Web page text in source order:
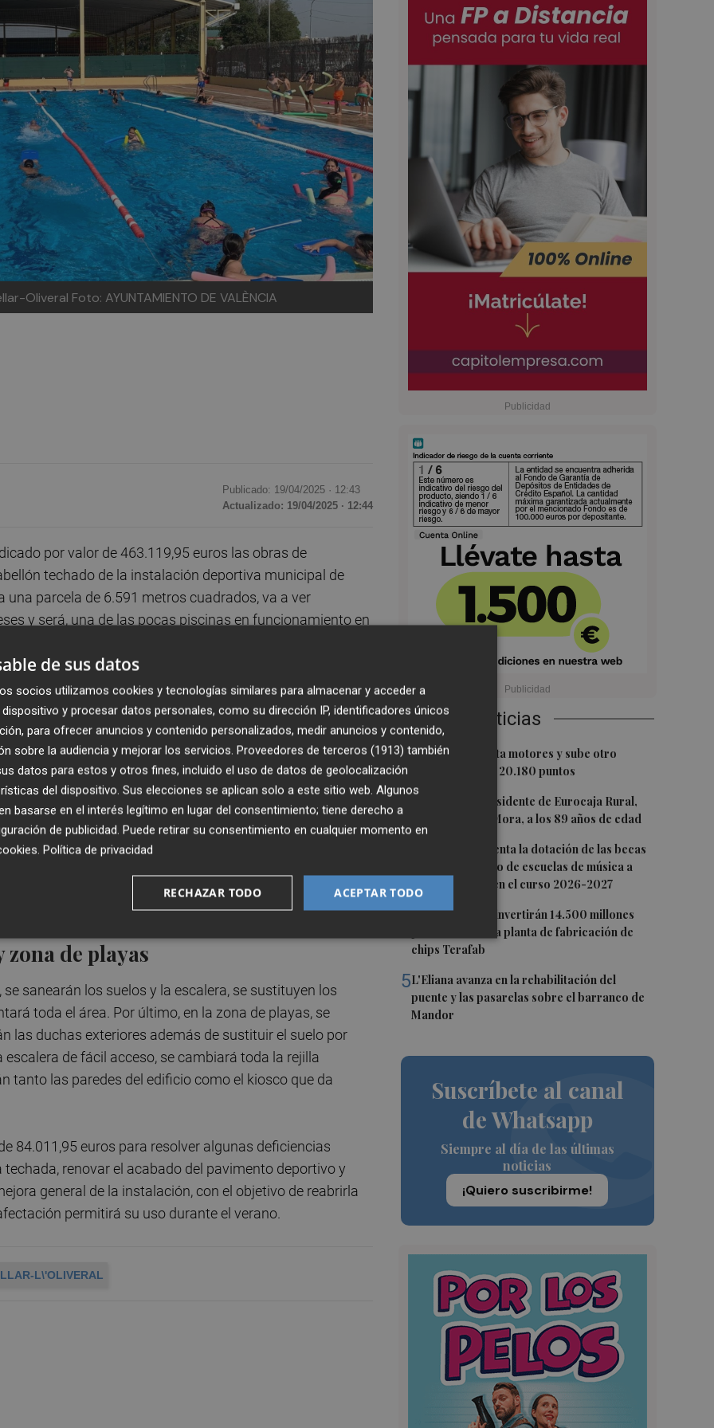
Oliveral Foto: AYUNTAMIENTO DE VALÈNCIA
Últimas Noticias
1El Ibex 35 aprieta motores y sube otro
0,62%, hasta los 20.180 puntos
2
Fallece el expresidente de Eurocaja Rural,
Andrés Gómez Mora, a los 89 años de edad
CaixaBank aumenta la dotación de las becas
para el alumnado de escuelas de música a
275.000 euros en el curso 2026-2027
4Tesla y SpaceX invertirán 14.500 millones
para construir la planta de fabricación de
chips Terafab
5L'Eliana avanza en la rehabilitación del
puente y las pasarelas sobre el barranco de
Mandor
Suscríbete al canal
de Whatsapp
Siempre al día de las últimas
noticias
¡Quiero suscribirme!
Publicado: 19/04/2025 · 12:43
Actualizado: 19/04/2025 · 12:44
por valor de 463.119,95 euros las obras de
techado de la instalación deportiva municipal de
una parcela de 6.591 metros cuadrados, va a ver
y será, una de las pocas piscinas en funcionamiento en
la rehabilitación de la piscina y su recinto. Se trata de
calles, además de una piscina de chapoteo con
Además, dispone de vestuarios, salas anexas, servicio
La intervención supone una remodelación y
de acceso a la instalación y se realizarán
se renovará el mostrador de la entrada, se
sustituir las puertas de los vestuarios, las del acceso
cambiarán los pulsadores de las duchas.
de playas
sanearán los suelos y la escalera, se sustituyen los
toda el área. Por último, en la zona de playas, se
las duchas exteriores además de sustituir el suelo por
de fácil acceso, se cambiará toda la rejilla
tanto las paredes del edificio como el kiosco que da
84.011,95 euros para resolver algunas deficiencias
renovar el acabado del pavimento deportivo y
general de la instalación, con el objetivo de reabrirla
permitirá su uso durante el verano.
L\'OLIVERAL
de sus datos
socios utilizamos cookies y tecnologías similares para almacenar y acceder a
y procesar datos personales, como su dirección IP, identificadores únicos
para ofrecer anuncios y contenido personalizados, medir anuncios y contenido,
sobre la audiencia y mejorar los servicios. Proveedores de terceros (1913) también
datos para estos y otros fines, incluido el uso de datos de geolocalización
del dispositivo. Sus elecciones se aplican solo a este sitio web. Algunos
basarse en el interés legítimo en lugar del consentimiento; tiene derecho a
de publicidad. Puede retirar su consentimiento en cualquier momento en
. Política de privacidad
ACEPTAR TODO
RECHAZAR TODO